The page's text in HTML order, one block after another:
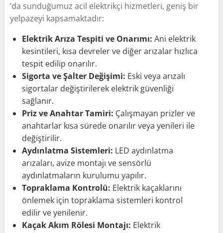
’da sunduğumuz acil elektrikçi hizmetleri, geniş bir
yelpazeyi kapsamaktadır:
Elektrik Arıza Tespiti ve Onarımı: Ani elektrik
kesintileri, kısa devreler ve diğer arızalar hızlıca
tespit edilip onarılır.
Sigorta ve Şalter Değişimi: Eski veya arızalı
sigortalar değiştirilerek elektrik güvenliği
sağlanır.
Priz ve Anahtar Tamiri: Çalışmayan prizler ve
anahtarlar kısa sürede onarılır veya yenileri ile
değiştirilir.
Aydınlatma Sistemleri: LED aydınlatma
arızaları, avize montajı ve sensörlü
aydınlatmaların kurulumu yapılır.
Topraklama Kontrolü: Elektrik kaçaklarını
önlemek için topraklama sistemleri kontrol
edilir ve yenilenir.
Kaçak Akım Rölesi Montajı: Elektrik